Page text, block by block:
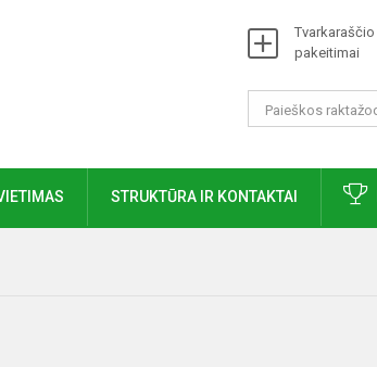
Tvarkaraščio
pakeitimai
STRUKTŪRA IR KONTAKTAI